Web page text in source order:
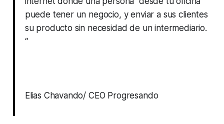
puede tener un negocio, y enviar a sus clientes
su producto sin necesidad de un intermediario.
“
Elias Chavando/ CEO Progresando